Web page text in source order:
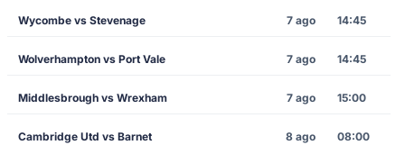
Wycombe vs Stevenage 7 ago 14:45
Wolverhampton vs Port Vale 7 ago 14:45
Middlesbrough vs Wrexham 7 ago 15:00
Cambridge Utd vs Barnet 8 ago 08:00